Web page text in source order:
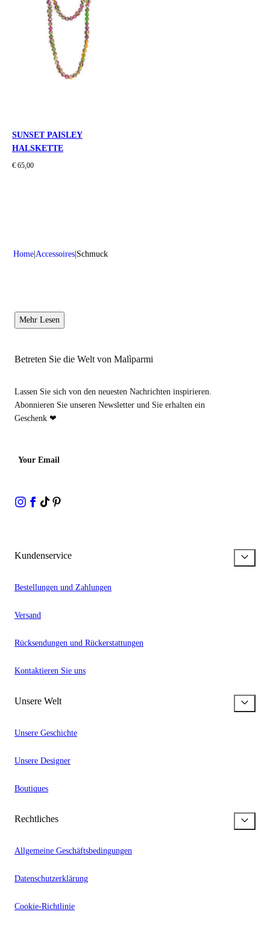
SUNSET PAISLEY
HALSKETTE
€ 65,00
Home Accessoires Schmuck
Mehr Lesen
Betreten Sie die Welt von Malìparmi
Lassen Sie sich von den neuesten Nachrichten inspirieren.
Abonnieren Sie unseren Newsletter und Sie erhalten ein
Geschenk ❤
Your Email
Kundenservice
Bestellungen und Zahlungen
Versand
Rücksendungen und Rückerstattungen
Kontaktieren Sie uns
Unsere Welt
Unsere Geschichte
Unsere Designer
Boutiques
Rechtliches
Allgemeine Geschäftsbedingungen
Datenschutzerklärung
Cookie-Richtlinie